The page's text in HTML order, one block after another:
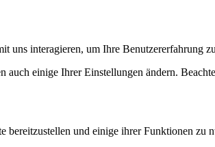
interagieren, um Ihre Benutzererfahrung
einige Ihrer Einstellungen ändern.
bereitzustellen und einige ihrer Funktionen zu